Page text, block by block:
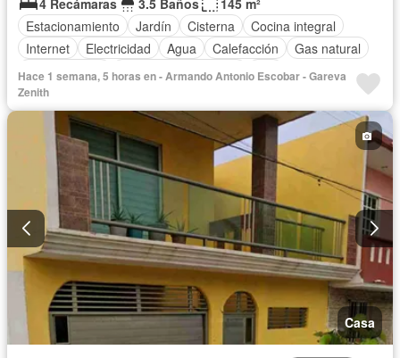
4 Recámaras
3.5 Baños
145 m²
Estacionamiento
Jardín Cisterna
Cocina integral
Internet
Electricidad Agua Calefacción
Gas natural
Zonas verdes
Recámara con closet
Wifi
Aire acondicionado
Hace 1 semana, 5 horas en - Armando Antonio Escobar - Gareva
Zenith
Casa